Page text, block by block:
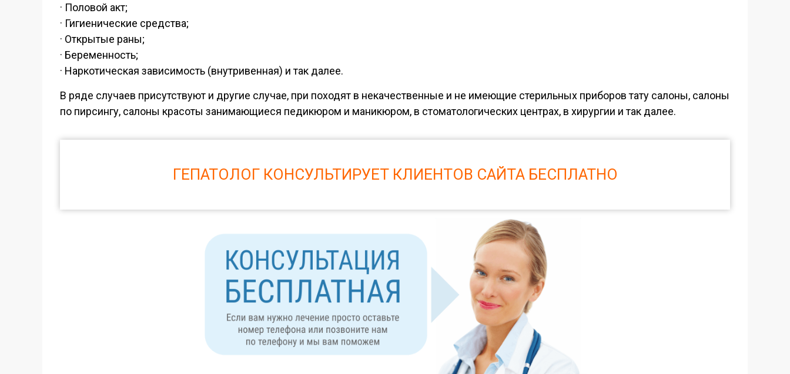
· Половой акт;
· Гигиенические средства;
· Открытые раны;
· Беременность;
· Наркотическая зависимость (внутривенная) и так далее.
В ряде случаев присутствуют и другие случае, при походят в некачественные и не имеющие стерильных приборов тату салоны, салоны
по пирсингу, салоны красоты занимающиеся педикюром и маникюром, в стоматологических центрах, в хирургии и так далее.
ГЕПАТОЛОГ КОНСУЛЬТИРУЕТ КЛИЕНТОВ САЙТА БЕСПЛАТНО